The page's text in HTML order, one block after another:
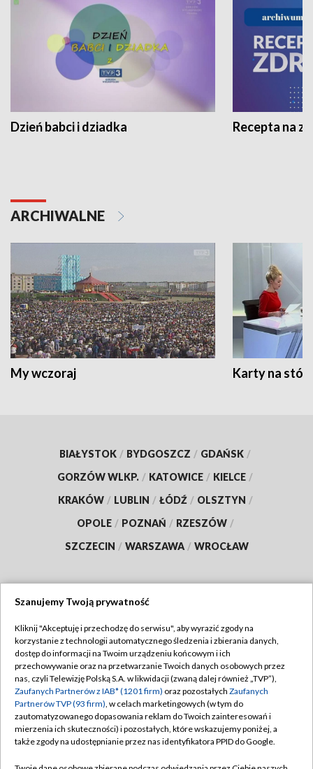
Dzień babci i dziadka Recepta na
ARCHIWALNE
My wczoraj Karty na
BIAŁYSTOK / BYDGOSZCZ / GDAŃSK /
GORZÓW WLKP. / KATOWICE / KIELCE /
KRAKÓW / LUBLIN / ŁÓDŹ / OLSZTYN /
OPOLE / POZNAŃ / RZESZÓW /
SZCZECIN / WARSZAWA / WROCŁAW
TVP
Abonament TVP
Emisja w TVP
Centrum informacji TVP
Naziemna Telewizja Cyfrowa
Regulamin TVP
Polityka prywatności
Moje zgody
Pomoc
Szanujemy Twoją prywatność
Kliknij "Akceptuję i przechodzę do serwisu", aby wyrazić zgody na
korzystanie z technologii automatycznego śledzenia i zbierania danych,
dostęp do informacji na Twoim urządzeniu końcowym i ich
przechowywanie oraz na przetwarzanie Twoich danych osobowych przez
nas, czyli Telewizję Polską S.A. w likwidacji (zwaną dalej również „TVP”),
Zaufanych Partnerów z IAB* (1201 firm) oraz pozostałych Zaufanych
Partnerów TVP (93 firm), w celach marketingowych (w tym do
zautomatyzowanego dopasowania reklam do Twoich zainteresowań i
mierzenia ich skuteczności) i pozostałych, które wskazujemy poniżej, a
także zgody na udostępnianie przez nas identyfikatora PPID do Google.